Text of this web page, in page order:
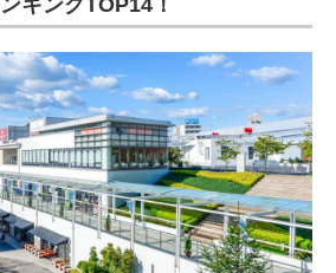
キングTOP14！